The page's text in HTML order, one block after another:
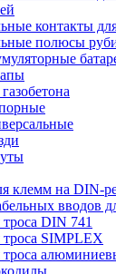
контакты
полюсы
клемм на DIN-
вводов
DIN 741
SIMPLEX